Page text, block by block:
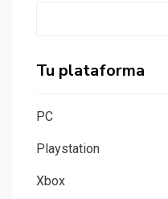
Tu plataforma
PC
Playstation
Xbox